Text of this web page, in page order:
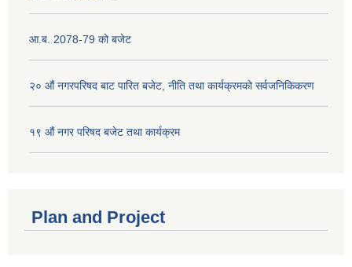
आ.ब. 2078-79 को बजेट
२० औं नगरपरिषद बाट पारित बजेट, नीति तथा कार्यक्रमको सर्वजनिकिकरण
१९ औं नगर परिषद बजेट तथा कार्यक्रम
Plan and Project